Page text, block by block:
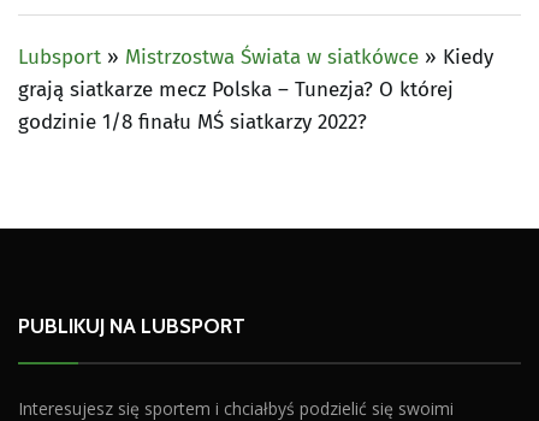
Lubsport » Mistrzostwa Świata w siatkówce » Kiedy
grają siatkarze mecz Polska – Tunezja? O której
godzinie 1/8 finału MŚ siatkarzy 2022?
PUBLIKUJ NA LUBSPORT
Interesujesz się sportem i chciałbyś podzielić się swoimi